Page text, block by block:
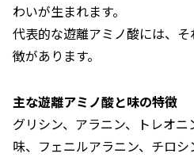
わいが生まれます。
代表的な遊離アミノ酸には、
徴があります。
主な遊離アミノ酸と味の特徴
グリシン、アラニン、トレオ
味、フェニルアラニン、チロ